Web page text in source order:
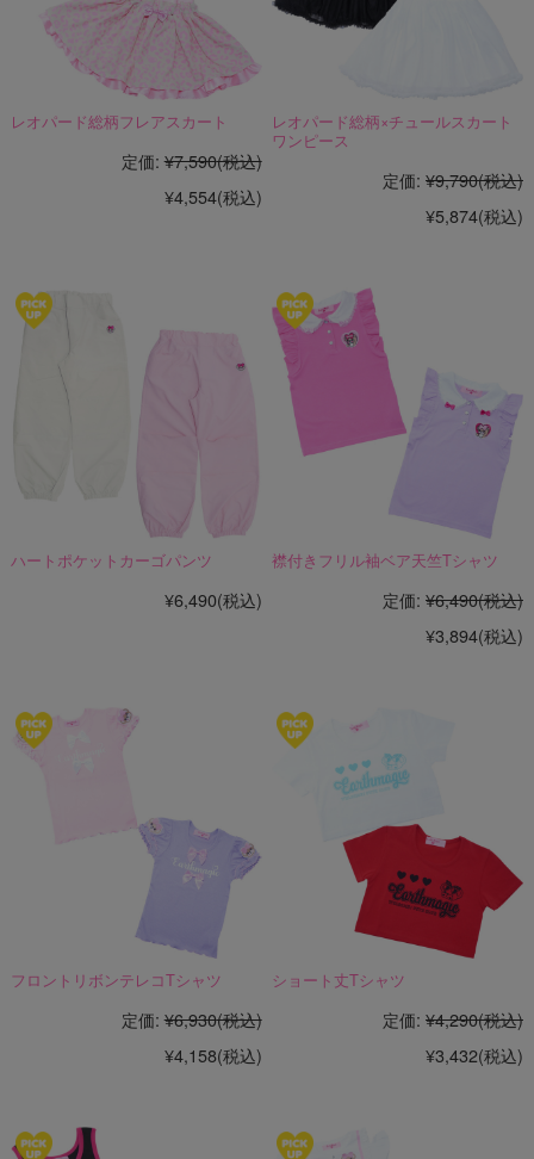
レオパード総柄フレアスカート
定価: ¥7,590(税込)
¥4,554(税込)
レオパード総柄×チュールスカート
ワンピース
定価: ¥9,790(税込)
¥5,874(税込)
ハートポケットカーゴパンツ
¥6,490(税込)
襟付きフリル袖ベア天竺Tシャツ
定価: ¥6,490(税込)
¥3,894(税込)
フロントリボンテレコTシャツ
定価: ¥6,930(税込)
¥4,158(税込)
ショート丈Tシャツ
定価: ¥4,290(税込)
¥3,432(税込)